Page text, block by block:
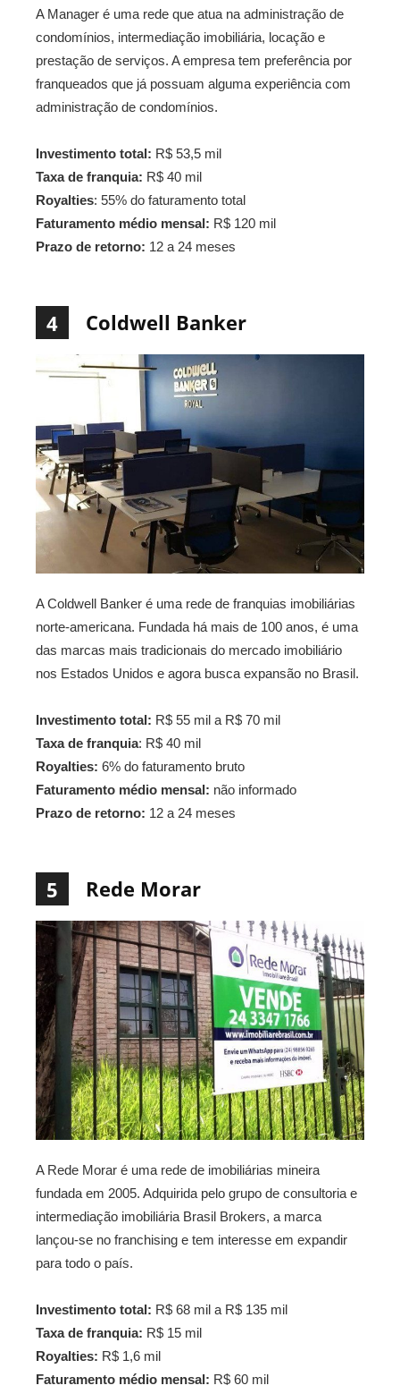
A Manager é uma rede que atua na administração de
condomínios, intermediação imobiliária, locação e
prestação de serviços. A empresa tem preferência por
franqueados que já possuam alguma experiência com
administração de condomínios.
Investimento total: R$ 53,5 mil
Taxa de franquia: R$ 40 mil
Royalties: 55% do faturamento total
Faturamento médio mensal: R$ 120 mil
Prazo de retorno: 12 a 24 meses
4 Coldwell Banker
A Coldwell Banker é uma rede de franquias imobiliárias
norte-americana. Fundada há mais de 100 anos, é uma
das marcas mais tradicionais do mercado imobiliário
nos Estados Unidos e agora busca expansão no Brasil.
Investimento total: R$ 55 mil a R$ 70 mil
Taxa de franquia: R$ 40 mil
Royalties: 6% do faturamento bruto
Faturamento médio mensal: não informado
Prazo de retorno: 12 a 24 meses
5 Rede Morar
A Rede Morar é uma rede de imobiliárias mineira
fundada em 2005. Adquirida pelo grupo de consultoria e
intermediação imobiliária Brasil Brokers, a marca
lançou-se no franchising e tem interesse em expandir
para todo o país.
Investimento total: R$ 68 mil a R$ 135 mil
Taxa de franquia: R$ 15 mil
Royalties: R$ 1,6 mil
Faturamento médio mensal: R$ 60 mil